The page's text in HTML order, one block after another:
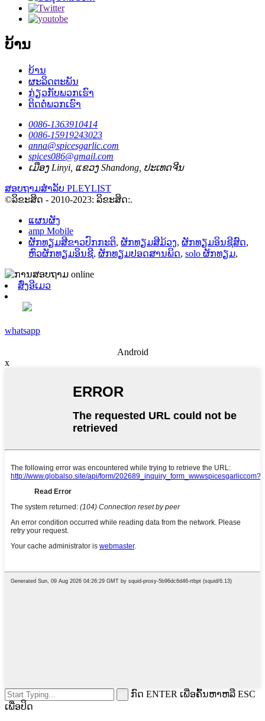
ບ້ານ
ບ້ານ
ຜະລິດຕະພັນ
ກ່ຽວກັບພວກເຮົາ
ຕິດຕໍ່ພວກເຮົາ
0086-1363910414
0086-15919243023
anna@spicesgarlic.com
spices086@gmail.com
ເມືອງ Linyi, ແຂວງ Shandong, ປະເທດຈີນ
ສອບຖາມສໍາລັບ PLEYLIST
©ລິຂະສິດ - 2010-2023: ລິຂະສິດ:.
ແຜນຜັງ
amp Mobile
ຜັກທຽມສີຂາວປົກກະຕິ, ຜັກທຽມສີມ້ວງ, ຜັກທຽມອິນຊີສົດ,
ຫົວຜັກທຽມອິນຊີ, ຜັກທຽມປອດສານພິດ, solo ຜັກທຽມ,
ສົ່ງອີເມວ
whatsapp
Android
x
ກົດ ENTER ເພື່ອຄົ້ນຫາຫລື ESC
ເພື່ອປິດ